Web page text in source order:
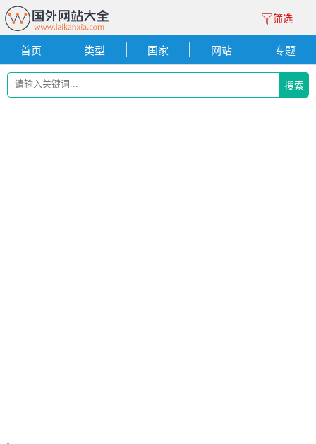
筛选
首页 类型 国家 网站 专题
搜索